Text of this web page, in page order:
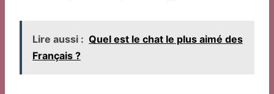
Lire aussi : Quel est le chat le plus aimé des
Français ?